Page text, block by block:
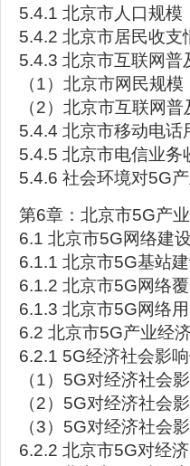
5.4.1 北京市人口规模
5.4.2 北京市居民收支
5.4.3 北京市互联网普
（1）北京市网民规模
（2）北京市互联网普
5.4.4 北京市移动电话
5.4.5 北京市电信业务
5.4.6 社会环境对5G
第6章：北京市5G产
6.1 北京市5G网络建
6.1.1 北京市5G基站
6.1.2 北京市5G网络
6.1.3 北京市5G网络
6.2 北京市5G产业经
6.2.1 5G经济社会影
（1）5G对经济社会
（2）5G对经济社会
（3）5G对经济社会
6.2.2 北京市5G对经